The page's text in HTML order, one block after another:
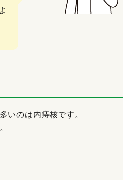
いのは内痔核です。